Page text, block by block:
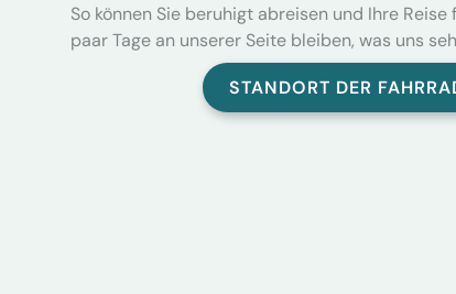
So können Sie beruhigt abreisen und Ihre
paar Tage an unserer Seite bleiben, was uns
STANDORT DER